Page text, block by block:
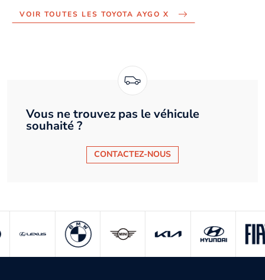
VOIR TOUTES LES TOYOTA AYGO X
Vous ne trouvez pas le véhicule
souhaité ?
CONTACTEZ-NOUS